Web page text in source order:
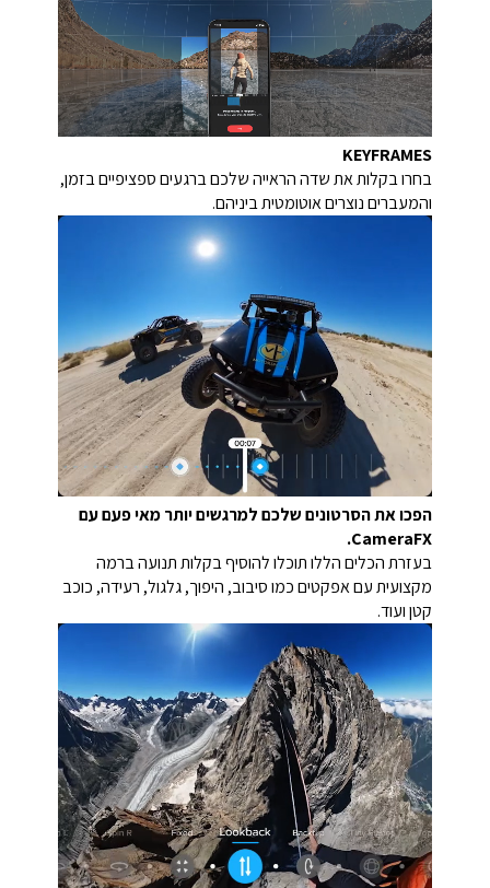
KEYFRAMES
בחרו בקלות את שדה הראייה שלכם ברגעים ספציפיים בזמן,
והמעברים נוצרים אוטומטית ביניהם.
הפכו את הסרטונים שלכם למרגשים יותר מאי פעם עם
CameraFX.
בעזרת הכלים הללו תוכלו להוסיף בקלות תנועה ברמה
מקצועית עם אפקטים כמו סיבוב, היפוך, גלגול, רעידה, כוכב
קטן ועוד.